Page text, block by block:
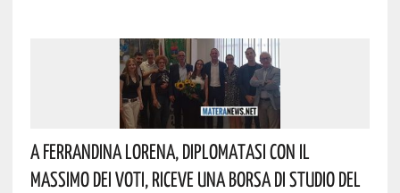
A Ferrandina Lorena, Diplomatasi Con Il
Massimo Dei Voti, Riceve Una Borsa Di Studio Del